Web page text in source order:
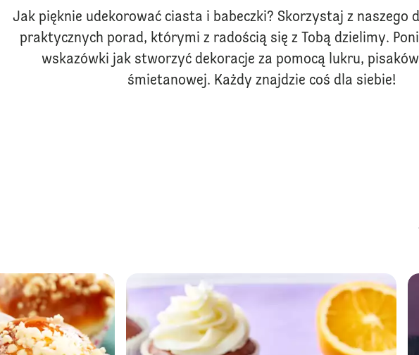
Jak pięknie udekorować ciasta i babeczki? Skorzystaj z naszego
praktycznych porad, którymi z radością się z Tobą dzielimy.
wskazówki jak stworzyć dekoracje za pomocą lukru,
śmietanowej. Każdy znajdzie coś dla siebie!